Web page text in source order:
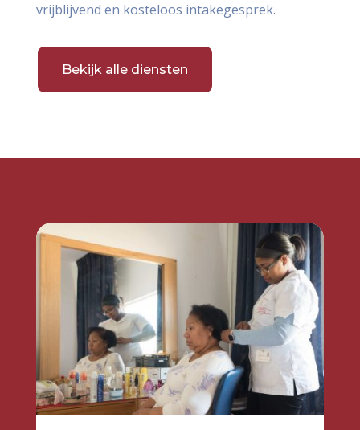
vrijblijvend en kosteloos intakegesprek.
Bekijk alle diensten